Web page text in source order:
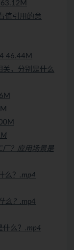
值引用的意
46.44M
关，分别是什么
厂？应用场景是
么？ .mp4
么？ .mp4
么？ .mp4